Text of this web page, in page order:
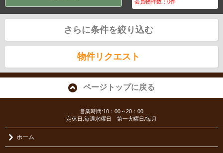
会員物件数：0件
さらに条件を絞り込む
物件リクエスト
ページトップに戻る
営業時間:10：00～20：00
定休日:毎週水曜日 第一火曜日/毎月
ホーム